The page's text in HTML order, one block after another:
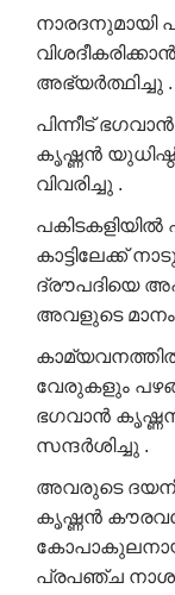
നാരദനുമായി
അഭ്യർത്ഥിച്ചു .
പിന്നീട്
കൃഷ്ണൻ
വിവരിച്ചു .
പകിടകളിയിൽ
കാട്ടിലേക്ക്
ദ്രൗപദിയെ
അവളുടെ മാനം
കാമ്യവനത്തിൽ
വേരുകളും
ഭഗവാൻ കൃഷ്ണൻ
സന്ദർശിച്ചു .
അവരുടെ
കൃഷ്ണൻ
പ്രപഞ്ച